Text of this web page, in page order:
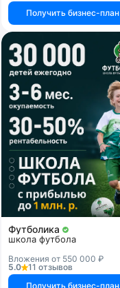
Получить бизнес-план
Футболика
школа футбола
Вложения от 550 000 ₽
5.0
11 отзывов
Получить бизнес-план